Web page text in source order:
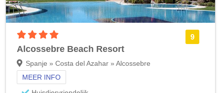
9
Alcossebre Beach Resort
Spanje » Costa del Azahar » Alcossebre
MEER INFO